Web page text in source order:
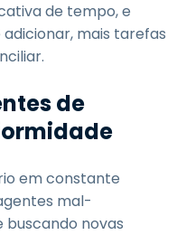
de tempo, e
mais tarefas
de
em constante
mal-
novas